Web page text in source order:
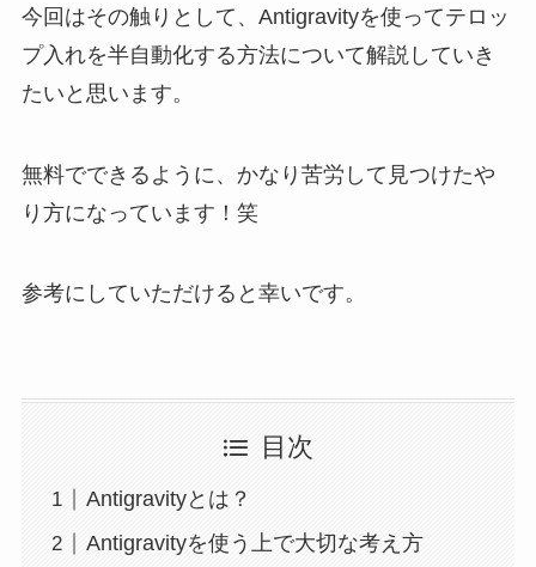
今回はその触りとして、Antigravityを使ってテロッ
プ入れを半自動化する方法について解説していき
たいと思います。
無料でできるように、かなり苦労して見つけたや
り方になっています！笑
参考にしていただけると幸いです。
目次
Antigravityとは？
Antigravityを使う上で大切な考え方